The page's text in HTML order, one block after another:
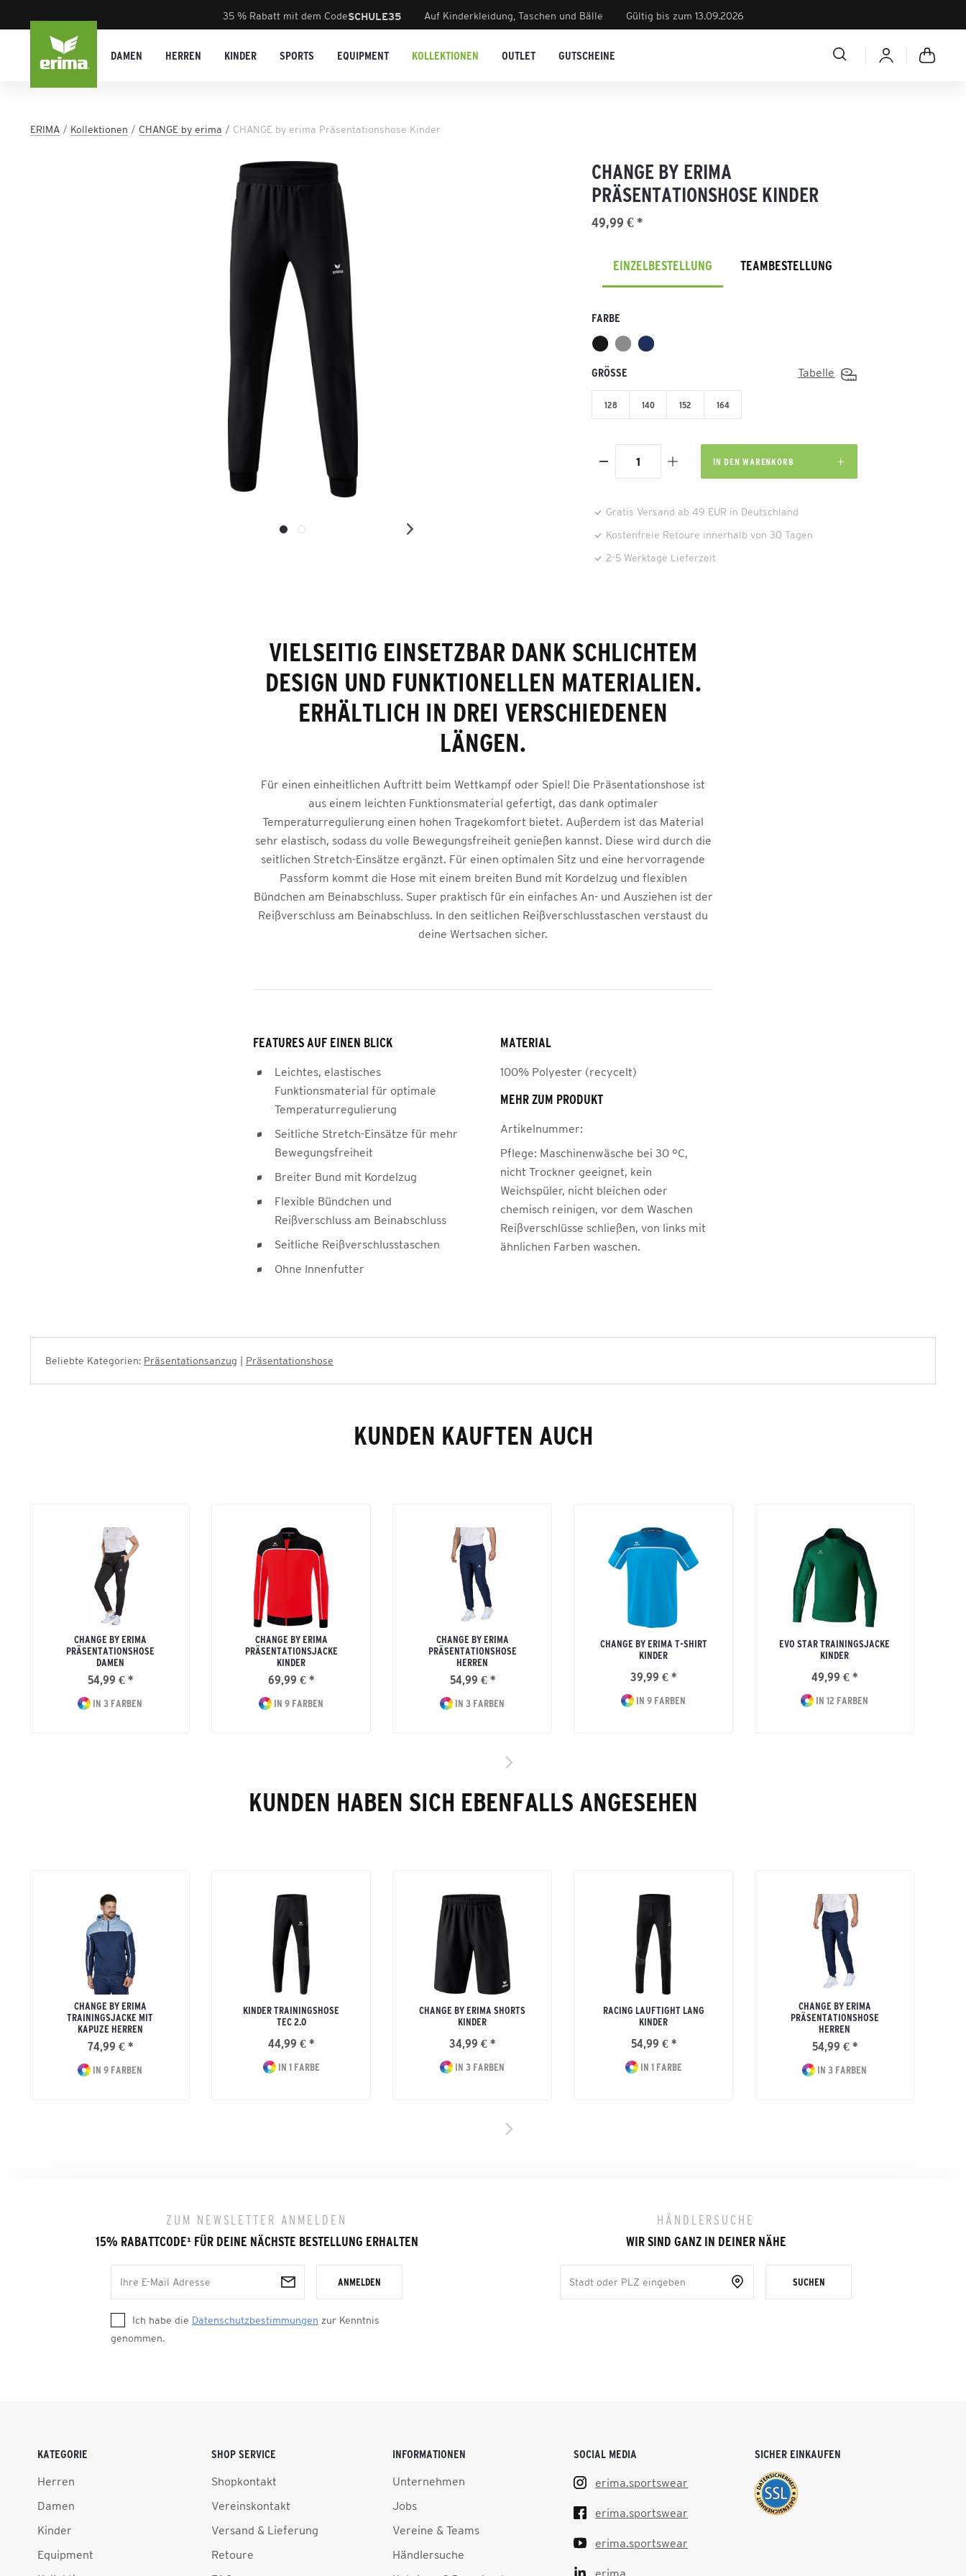
35 % Rabatt mit dem CodeSCHULE35 Auf Kinderkleidung, Taschen und Bälle Gültig bis zum 13.09.2026
DAMEN HERREN KINDER SPORTS EQUIPMENT KOLLEKTIONEN OUTLET GUTSCHEINE
ERIMA Kollektionen CHANGE by erima CHANGE by erima Präsentationshose Kinder
CHANGE BY ERIMA
PRÄSENTATIONSHOSE KINDER
49,99 € *
EINZELBESTELLUNG TEAMBESTELLUNG
FARBE
GRÖSSE Tabelle
128 140 152 164
IN DEN WARENKORB
Gratis Versand ab 49 EUR in Deutschland
Kostenfreie Retoure innerhalb von 30 Tagen
2-5 Werktage Lieferzeit
VIELSEITIG EINSETZBAR DANK SCHLICHTEM
DESIGN UND FUNKTIONELLEN MATERIALIEN.
ERHÄLTLICH IN DREI VERSCHIEDENEN
LÄNGEN.
Für einen einheitlichen Auftritt beim Wettkampf oder Spiel! Die Präsentationshose ist
aus einem leichten Funktionsmaterial gefertigt, das dank optimaler
Temperaturregulierung einen hohen Tragekomfort bietet. Außerdem ist das Material
sehr elastisch, sodass du volle Bewegungsfreiheit genießen kannst. Diese wird durch die
seitlichen Stretch-Einsätze ergänzt. Für einen optimalen Sitz und eine hervorragende
Passform kommt die Hose mit einem breiten Bund mit Kordelzug und flexiblen
Bündchen am Beinabschluss. Super praktisch für ein einfaches An- und Ausziehen ist der
Reißverschluss am Beinabschluss. In den seitlichen Reißverschlusstaschen verstaust du
deine Wertsachen sicher.
FEATURES AUF EINEN BLICK
Leichtes, elastisches
Funktionsmaterial für optimale
Temperaturregulierung
Seitliche Stretch-Einsätze für mehr
Bewegungsfreiheit
Breiter Bund mit Kordelzug
Flexible Bündchen und
Reißverschluss am Beinabschluss
Seitliche Reißverschlusstaschen
Ohne Innenfutter
MATERIAL
100% Polyester (recycelt)
MEHR ZUM PRODUKT
Artikelnummer:
Pflege: Maschinenwäsche bei 30 °C,
nicht Trockner geeignet, kein
Weichspüler, nicht bleichen oder
chemisch reinigen, vor dem Waschen
Reißverschlüsse schließen, von links mit
ähnlichen Farben waschen.
Beliebte Kategorien: Präsentationsanzug Präsentationshose
KUNDEN KAUFTEN AUCH
CHANGE BY ERIMA
PRÄSENTATIONSHOSE
DAMEN
54,99 € *
IN 3 FARBEN
CHANGE BY ERIMA
PRÄSENTATIONSJACKE
KINDER
69,99 € *
IN 9 FARBEN
CHANGE BY ERIMA
PRÄSENTATIONSHOSE
HERREN
54,99 € *
IN 3 FARBEN
CHANGE BY ERIMA T-SHIRT
KINDER
39,99 € *
IN 9 FARBEN
EVO STAR TRAININGSJACKE
KINDER
49,99 € *
IN 12 FARBEN
KUNDEN HABEN SICH EBENFALLS ANGESEHEN
CHANGE BY ERIMA
TRAININGSJACKE MIT
KAPUZE HERREN
74,99 € *
IN 9 FARBEN
KINDER TRAININGSHOSE
TEC 2.0
44,99 € *
IN 1 FARBE
CHANGE BY ERIMA SHORTS
KINDER
34,99 € *
IN 3 FARBEN
RACING LAUFTIGHT LANG
KINDER
54,99 € *
IN 1 FARBE
CHANGE BY ERIMA
PRÄSENTATIONSHOSE
HERREN
54,99 € *
IN 3 FARBEN
ZUM NEWSLETTER ANMELDEN
15% RABATTCODE¹FÜR DEINE NÄCHSTE BESTELLUNG ERHALTEN
ANMELDEN
Ich habe die Datenschutzbestimmungen zur Kenntnis
genommen.
HÄNDLERSUCHE
WIR SIND GANZ IN DEINER NÄHE
SUCHEN
KATEGORIE
Herren
Damen
Kinder
Equipment
SHOP SERVICE
Shopkontakt
Vereinskontakt
Versand & Lieferung
Retoure
INFORMATIONEN
Unternehmen
Jobs
Vereine & Teams
Händlersuche
SOCIAL MEDIA
erima.sportswear
erima.sportswear
erima.sportswear
erima
SICHER EINKAUFEN